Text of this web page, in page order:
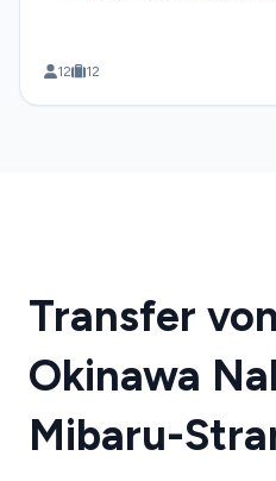
12 12
Transfer
Okinawa
Mibaru-